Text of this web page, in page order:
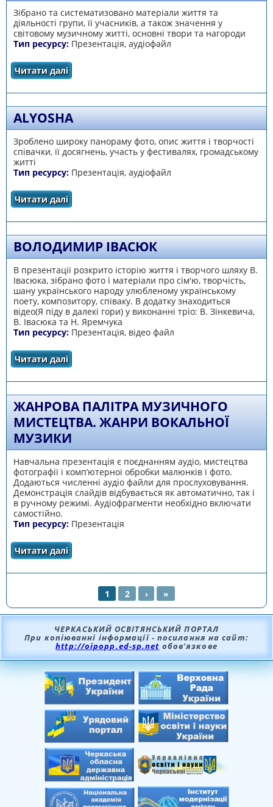
Зібрано та систематизовано матеріали життя та
діяльності групи, її учасників, а також значення у
світовому музичному житті, основні твори та нагороди
Тип ресурсу: Презентація, аудіофайл
Читати даліпро The Batles
ALYOSHA
Зроблено широку панораму фото, опис життя і творчості
співачки, її досягнень, участь у фестивалях, громадському
житті
Тип ресурсу: Презентація, аудіофайл
Читати даліпро Alyosha
ВОЛОДИМИР ІВАСЮК
В презентації розкрито історію життя і творчого шляху В.
Івасюка, зібрано фото і матеріали про сім'ю, творчість,
шану українського народу улюбленому українському
поету, композитору, співаку. В додатку знаходиться
відео(Я піду в далекі гори) у виконанні тріо: В. Зінкевича,
В. Івасюка та Н. Яремчука
Тип ресурсу: Презентація, відео файл
Читати даліпро Володимир Івасюк
ЖАНРОВА ПАЛІТРА МУЗИЧНОГО
МИСТЕЦТВА. ЖАНРИ ВОКАЛЬНОЇ
МУЗИКИ
Навчальна презентація є поєднанням аудіо, мистецтва
фотографії і комп’ютерної обробки малюнків і фото.
Додаються численні аудіо файли для прослуховування.
Демонстрація слайдів відбувається як автоматично, так і
в ручному режимі. Аудіофрагменти необхідно включати
самостійно.
Тип ресурсу: Презентація
Читати далі
СТОРІНКИ
1 2 › »
ЧЕРКАСЬКИЙ ОСВІТЯНСЬКИЙ ПОРТАЛ
При копіюванні інформації - посилання на сайт:
http://oipopp.ed-sp.net обов’язкове